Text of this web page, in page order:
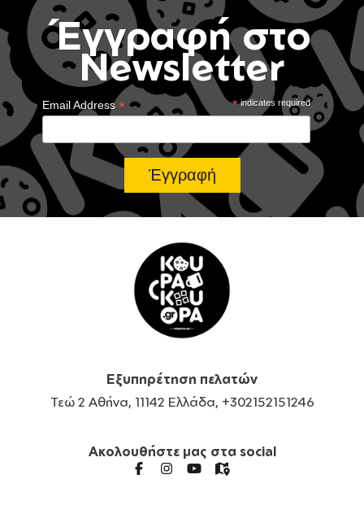
Έγγραφή στο
Newsletter
*indicates required
Email Address*
Εξυπηρέτηση πελατών
Τεώ 2 Αθήνα, 11142 Ελλάδα, +302152151246
Ακολουθήστε μας στα social